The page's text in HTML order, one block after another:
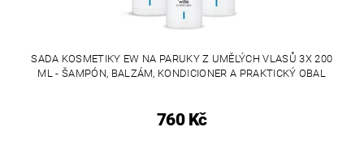
SADA KOSMETIKY EW NA PARUKY Z UMĚLÝCH VLASŮ 3X 200
ML - ŠAMPÓN, BALZÁM, KONDICIONER A PRAKTICKÝ OBAL
760 Kč